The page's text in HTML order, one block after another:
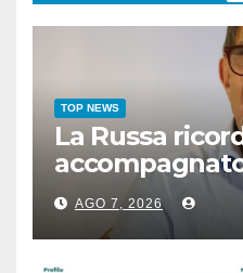
TOP NEWS
La Russa
musica intere
AGO 7, 2026